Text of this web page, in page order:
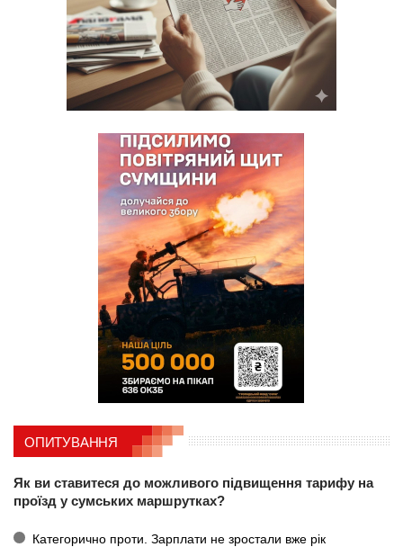
ОПИТУВАННЯ
Як ви ставитеся до можливого підвищення тарифу на
проїзд у сумських маршрутках?
Категорично проти. Зарплати не зростали вже рік